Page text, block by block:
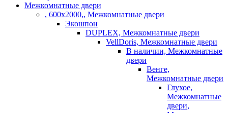
Межкомнатные двери
, 600х2000,, Межкомнатные двери
Экошпон
DUPLEX, Межкомнатные двери
VellDoris, Межкомнатные двери
В наличии, Межкомнатные
двери
Венге,
Межкомнатные двери
Глухое,
Межкомнатные
двери,